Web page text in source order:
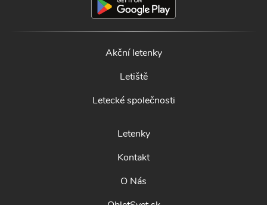
Akční letenky
Letiště
Letecké společnosti
Letenky
Kontakt
O Nás